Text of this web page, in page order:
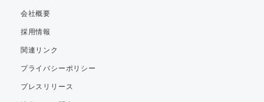
会社概要
採用情報
関連リンク
プライバシーポリシー
プレスリリース